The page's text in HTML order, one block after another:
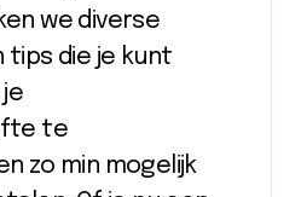
we diverse
die je kunt
te
zo min mogelijk